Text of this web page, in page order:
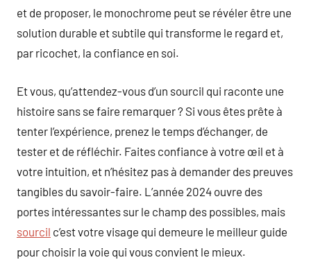
et de proposer, le monochrome peut se révéler être une
solution durable et subtile qui transforme le regard et,
par ricochet, la confiance en soi.
Et vous, qu’attendez-vous d’un sourcil qui raconte une
histoire sans se faire remarquer ? Si vous êtes prête à
tenter l’expérience, prenez le temps d’échanger, de
tester et de réfléchir. Faites confiance à votre œil et à
votre intuition, et n’hésitez pas à demander des preuves
tangibles du savoir-faire. L’année 2024 ouvre des
portes intéressantes sur le champ des possibles, mais
sourcil c’est votre visage qui demeure le meilleur guide
pour choisir la voie qui vous convient le mieux.